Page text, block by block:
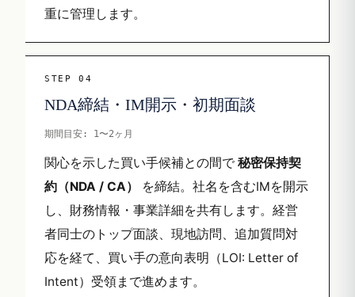
重に管理します。
STEP 04
NDA締結・IM開示・初期面談
期間目安: 1〜2ヶ月
関心を示した買い手候補との間で秘密保持契
約（NDA / CA）
を締結。社名を含むIMを開示
し、財務情報・事業詳細を共有します。経営
者同士のトップ面談、現地訪問、追加質問対
応を経て、買い手の意向表明（LOI: Letter of
Intent）受領まで進めます。